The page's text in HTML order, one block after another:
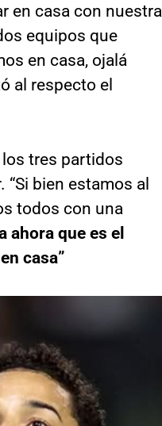
en casa con nuestra
equipos que
en casa, ojalá
al respecto el
los tres partidos
bien estamos al
todos con una
ahora que es el
casa”